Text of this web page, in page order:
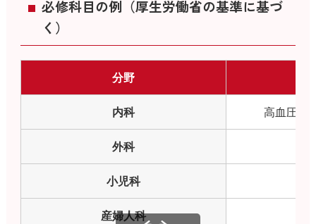
必修科目の例（厚生労働省の基準に基づ
く）
分野
内科 高血圧、
外科
小児科
産婦人科